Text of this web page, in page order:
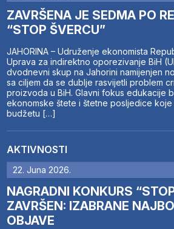
ZAVRŠENA JE SEDMA PO
“STOP ŠVERCU”
JAHORINA – Udruženje ekonomista
Uprava za indirektno oporezivanje BiH
dvodnevni skup na Jahorini namijenjen
sa ciljem da se dublje rasvijetli problem
proizvoda u BiH. Glavni fokus edukacije
ekonomske štete i štetne posljedice koje
budžetu […]
AKTIVNOSTI
22. Juna 2026.
NAGRADNI KONKURS
ZAVRŠEN: IZABRANE
OBJAVE